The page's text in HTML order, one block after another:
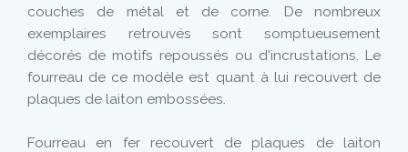
couches de métal et de corne. De nombreux
exemplaires retrouvés sont somptueusement
décorés de motifs repoussés ou d'incrustations. Le
fourreau de ce modèle est quant à lui recouvert de
plaques de laiton embossées.
Fourreau en fer recouvert de plaques de laiton